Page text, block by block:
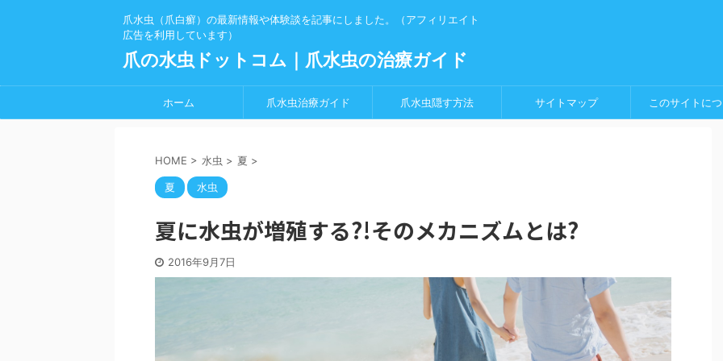
爪水虫（爪白癬）の最新情報や体験談を記事にしました。（アフィリエイト
広告を利用しています）
爪の水虫ドットコム｜爪水虫の治療ガイド
ホーム 爪水虫治療ガイド 爪水虫隠す方法 サイトマップ このサイトに
HOME > 水虫 > 夏 >
夏 水虫
夏に水虫が増殖する?!そのメカニズムとは?
2016年9月7日